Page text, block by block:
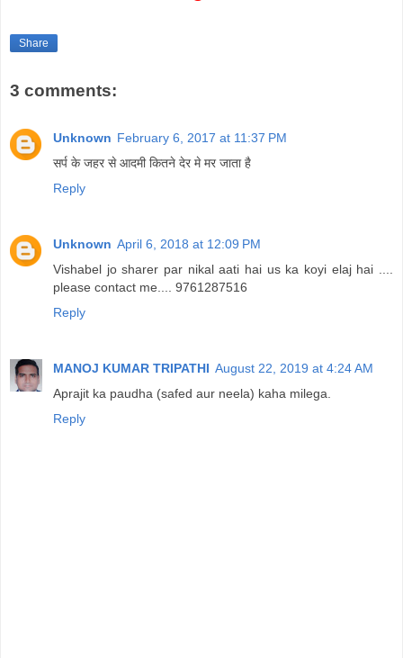
Share
3 comments:
Unknown February 6, 2017 at 11:37 PM
सर्प के जहर से आदमी कितने देर मे मर जाता है
Reply
Unknown April 6, 2018 at 12:09 PM
Vishabel jo sharer par nikal aati hai us ka koyi elaj hai ....
please contact me.... 9761287516
Reply
MANOJ KUMAR TRIPATHI August 22, 2019 at 4:24 AM
Aprajit ka paudha (safed aur neela) kaha milega.
Reply